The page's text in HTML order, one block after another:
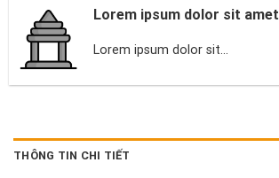
Lorem ipsum dolor sit amet
Lorem ipsum dolor sit...
THÔNG TIN CHI TIẾT